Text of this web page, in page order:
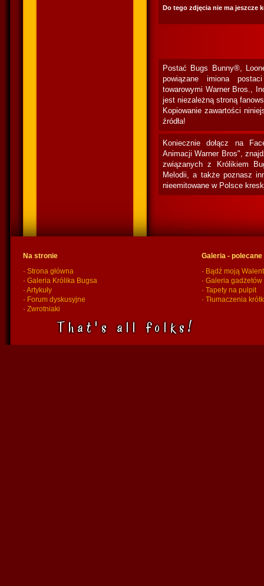
Do tego zdjęcia nie ma jeszcze
Postać Bugs Bunny®,
powiązane imiona
towarowymi Warner Bros.,
jest niezależną stroną
Kopiowanie zawartości
źródła!
Koniecznie dołącz na
Animacji Warner Bros",
związanych z Królikiem
Melodii, a także poznasz
nieemitowane w Polsce
Na stronie
· Strona główna
· Galeria Królika Bugsa
· Artykuły
· Forum dyskusyjne
· Zwrotniaki
Galeria -
· Bądź moją
·Galeria
·Tapety na pulpit
·Tłumaczenia